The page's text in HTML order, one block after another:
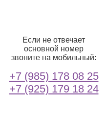
Если не отвечает
основной номер
звоните на мобильный:
+7 (985) 178 08 25
+7 (925) 179 18 24